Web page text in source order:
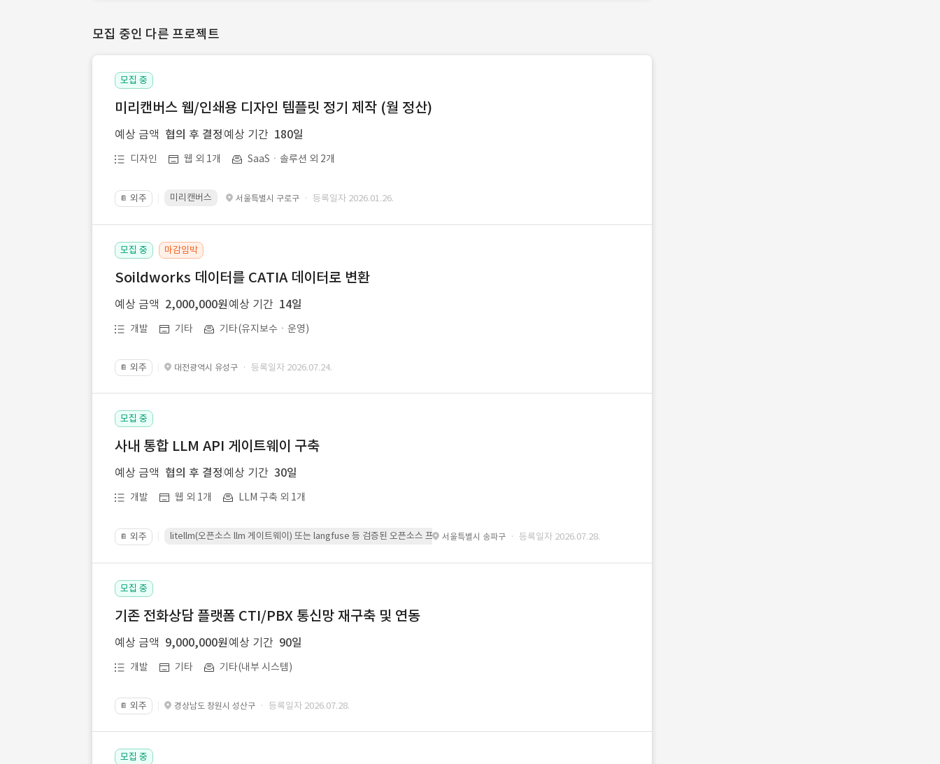
모집 중인 다른 프로젝트
모집 중
미리캔버스 웹/인쇄용 디자인 템플릿 정기 제작 (월 정산)
예상 금액 협의 후 결정 예상 기간 180일
디자인 웹 외 1개 SaaSㆍ솔루션 외 2개
📔 외주 미리캔버스 서울특별시 구로구 · 등록일자 2026.01.26.
모집 중 마감임박
Soildworks 데이터를 CATIA 데이터로 변환
예상 금액 2,000,000원 예상 기간 14일
개발 기타 기타(유지보수ㆍ운영)
📔 외주 대전광역시 유성구 · 등록일자 2026.07.24.
모집 중
사내 통합 LLM API 게이트웨이 구축
예상 금액 협의 후 결정 예상 기간 30일
개발 웹 외 1개 LLM 구축 외 1개
📔 외주 litellm(오픈소스 llm 게이트웨이) 또는 langfuse 등 검증된 오픈소스 프레임워크를 기반으로 시스템을 구축
서울특별시 송파구 · 등록일자 2026.07.28.
모집 중
기존 전화상담 플랫폼 CTI/PBX 통신망 재구축 및 연동
예상 금액 9,000,000원 예상 기간 90일
개발 기타 기타(내부 시스템)
📔 외주 경상남도 창원시 성산구 · 등록일자 2026.07.28.
모집 중